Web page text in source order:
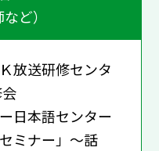
ど）
放送研修センタ
日本語センター
ミナー」～話